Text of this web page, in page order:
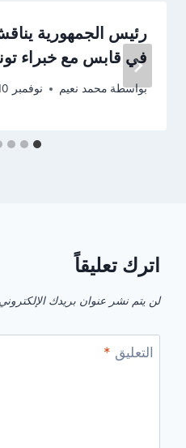
رئيس الجمهورية
في قابس مع خبراء
بواسطة محمد نعيم نوفمبر 10, 2025
اترك تعليقاً
لن يتم نشر عنوان بريدك
التعليق *